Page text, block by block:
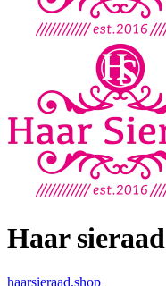
Haar sieraad
haarsieraad.shop